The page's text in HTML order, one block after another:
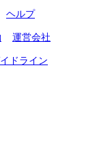
ヘルプ
運営会社
ドライン